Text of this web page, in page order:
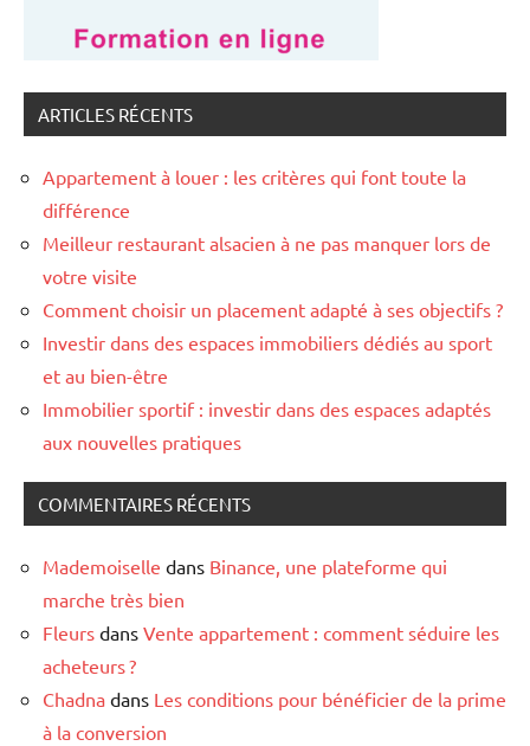
ARTICLES RÉCENTS
Appartement à louer : les critères qui font toute la
différence
Meilleur restaurant alsacien à ne pas manquer lors de
votre visite
Comment choisir un placement adapté à ses objectifs ?
Investir dans des espaces immobiliers dédiés au sport
et au bien-être
Immobilier sportif : investir dans des espaces adaptés
aux nouvelles pratiques
COMMENTAIRES RÉCENTS
Mademoiselle dans Binance, une plateforme qui
marche très bien
Fleurs dans Vente appartement : comment séduire les
acheteurs ?
Chadna dans Les conditions pour bénéficier de la prime
à la conversion